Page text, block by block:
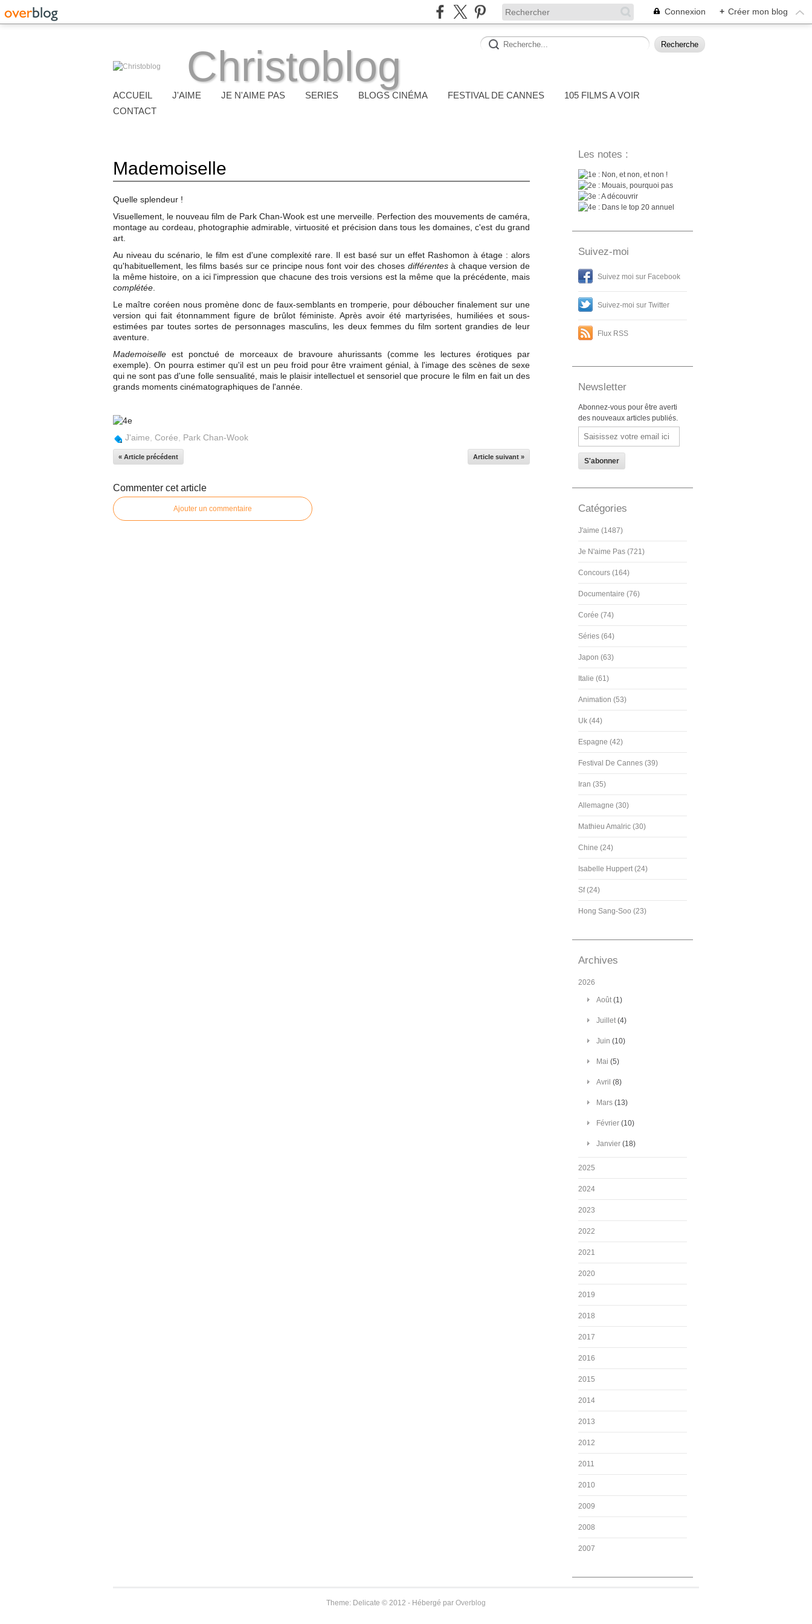
Connexion + Créer mon blog
Christoblog
ACCUEIL J'AIME JE N'AIME PAS SERIES BLOGS CINÉMA FESTIVAL DE CANNES
105 FILMS A VOIR
CONTACT
Mademoiselle
Quelle splendeur !
Visuellement, le nouveau film de Park Chan-Wook est une merveille. Perfection des mouvements de caméra,
montage au cordeau, photographie admirable, virtuosité et précision dans tous les domaines, c'est du grand
art.
Au niveau du scénario, le film est d'une complexité rare. Il est basé sur un effet Rashomon à étage : alors
qu'habituellement, les films basés sur ce principe nous font voir des choses différentesà chaque version de
la même histoire, on a ici l'impression que chacune des trois versions est la même que la précédente, mais
complétée
Le maître coréen nous promène donc de faux-semblants en tromperie, pour déboucher finalement sur une
version qui fait étonnamment figure de brûlot féministe. Après avoir été martyrisées, humiliées et sous-
estimées par toutes sortes de personnages masculins, les deux femmes du film sortent grandies de leur
aventure.
Mademoiselle est ponctué de morceaux de bravoure ahurissants (comme les lectures érotiques par
exemple). On pourra estimer qu'il est un peu froid pour être vraiment génial, à l'image des scènes de sexe
qui ne sont pas d'une folle sensualité, mais le plaisir intellectuel et sensoriel que procure le film en fait un des
grands moments cinématographiques de l'année.
J'aime Corée Park Chan-Wook
« Article précédent Article suivant »
Commenter cet article
Ajouter un commentaire
Les notes :
: Non, et non, et non !
: Mouais, pourquoi pas
: A découvrir
: Dans le top 20 annuel
Suivez-moi
Suivez moi sur Facebook
Suivez-moi sur Twitter
Flux RSS
Newsletter
Abonnez-vous pour être averti
des nouveaux articles publiés.
Email
Catégories
J'aime (1487)
Je N'aime Pas (721)
Concours (164)
Documentaire (76)
Corée (74)
Séries (64)
Japon (63)
Italie (61)
Animation (53)
Uk (44)
Espagne (42)
Festival De Cannes (39)
Iran (35)
Allemagne (30)
Mathieu Amalric (30)
Chine (24)
Isabelle Huppert (24)
Sf (24)
Hong Sang-Soo (23)
Archives
2026
Août(1)
Juillet(4)
Juin (10)
Mai (5)
Avril (8)
Mars (13)
Février (10)
Janvier (18)
2025
2024
2023
2022
2021
2020
2019
2018
2017
2016
2015
2014
2013
2012
2011
2010
2009
2008
2007
Theme: Delicate © 2012 - Hébergé par Overblog